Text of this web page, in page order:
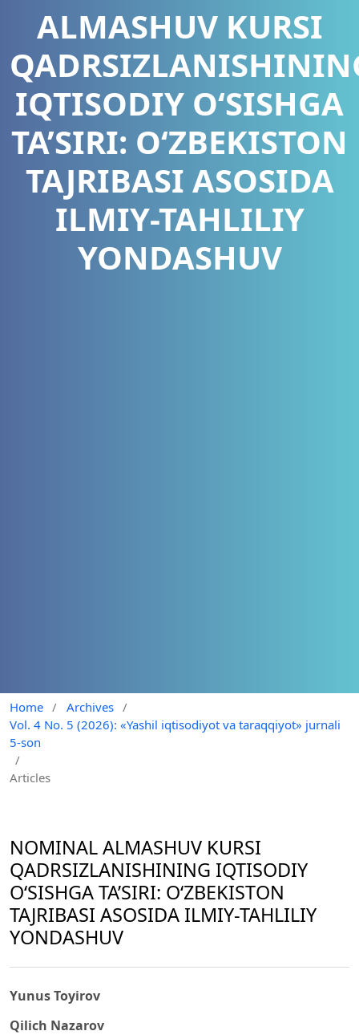
ALMASHUV KURSI
IQTISODIY O‘SISHGA
TA’SIRI: O‘ZBEKISTON
TAJRIBASI ASOSIDA
ILMIY-TAHLILIY
YONDASHUV
Home / Archives /
Vol. 4 No. 5 (2026): «Yashil iqtisodiyot va taraqqiyot» jurnali
5-son
/
Articles
NOMINAL ALMASHUV KURSI
QADRSIZLANISHINING IQTISODIY
O‘SISHGA TA’SIRI: O‘ZBEKISTON
TAJRIBASI ASOSIDA ILMIY-TAHLILIY
YONDASHUV
Yunus Toyirov
Qilich Nazarov